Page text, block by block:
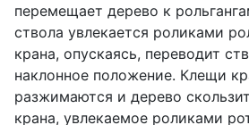
перемещает дерево к
ствола увлекается роликами
крана, опускаясь, переводит
наклонное положение. Клещи
разжимаются и дерево
крана, увлекаемое роликами